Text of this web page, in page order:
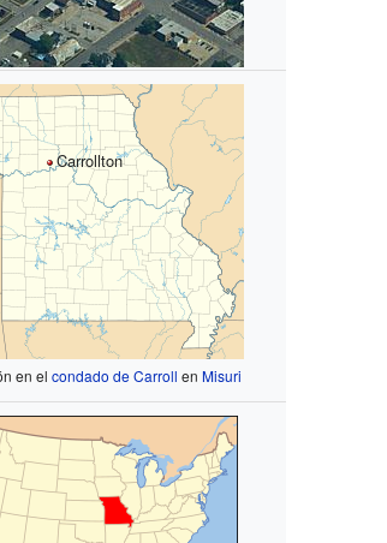
Carrollton
en elcondado de Carroll enMisuri